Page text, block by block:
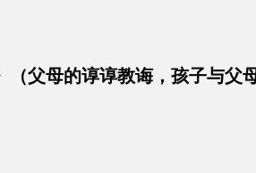
父母的谆谆教诲，孩子与父